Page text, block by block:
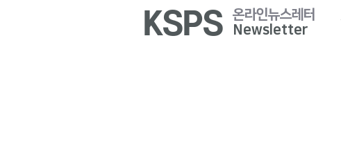
KSPS
온라인뉴스레터
Newsletter